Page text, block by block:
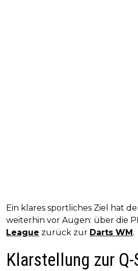
Ein klares sportliches Ziel hat
weiterhin vor Augen: über die
League zurück zur Darts WM.
Klarstellung zur Q-